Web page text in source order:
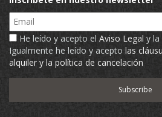
Email
He leído y acepto el Aviso Legal y la
Igualmente he leído y acepto las
alquiler y la política de cancelación